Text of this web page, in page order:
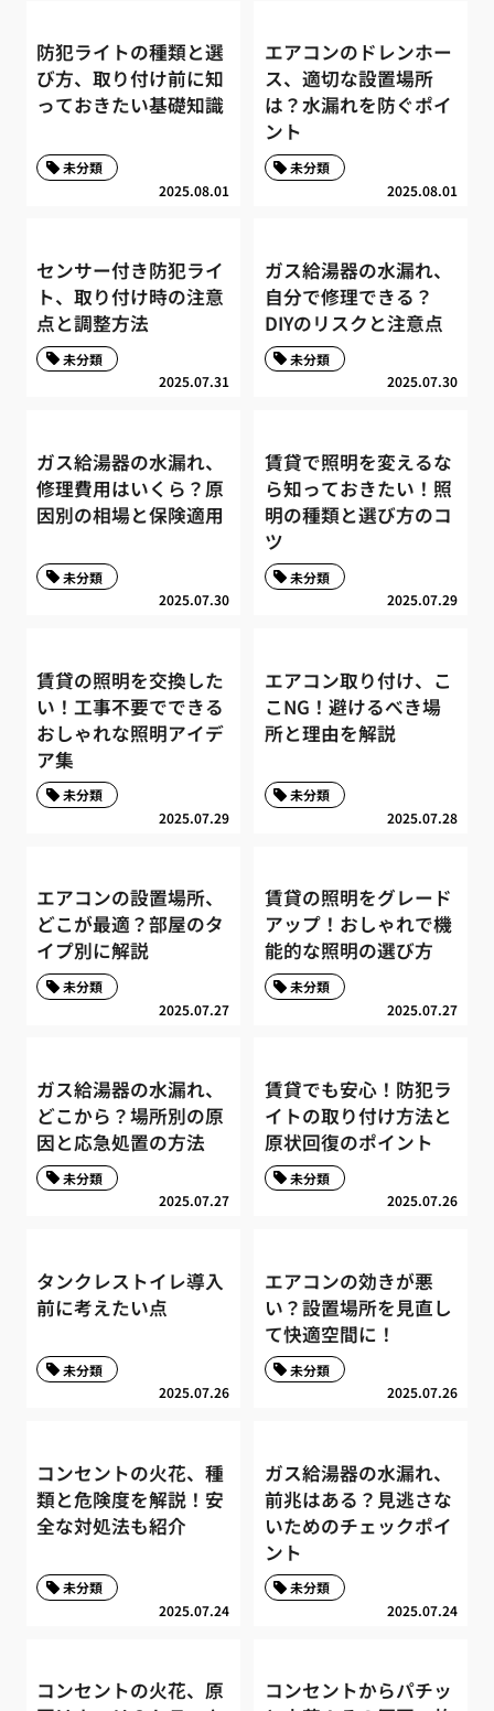
防犯ライトの種類と選
び方、取り付け前に知
っておきたい基礎知識
2025.08.01
未分類
エアコンのドレンホー
ス、適切な設置場所
は？水漏れを防ぐポイ
ント
2025.08.01
未分類
センサー付き防犯ライ
ト、取り付け時の注意
点と調整方法
2025.07.31
未分類
ガス給湯器の水漏れ、
自分で修理できる？
DIYのリスクと注意点
2025.07.30
未分類
ガス給湯器の水漏れ、
修理費用はいくら？原
因別の相場と保険適用
2025.07.30
未分類
賃貸で照明を変えるな
ら知っておきたい！照
明の種類と選び方のコ
ツ
2025.07.29
未分類
賃貸の照明を交換した
い！工事不要でできる
おしゃれな照明アイデ
ア集
2025.07.29
未分類
エアコン取り付け、こ
こNG！避けるべき場
所と理由を解説
2025.07.28
未分類
エアコンの設置場所、
どこが最適？部屋のタ
イプ別に解説
2025.07.27
未分類
賃貸の照明をグレード
アップ！おしゃれで機
能的な照明の選び方
2025.07.27
未分類
ガス給湯器の水漏れ、
どこから？場所別の原
因と応急処置の方法
2025.07.27
未分類
賃貸でも安心！防犯ラ
イトの取り付け方法と
原状回復のポイント
2025.07.26
未分類
タンクレストイレ導入
前に考えたい点
2025.07.26
未分類
エアコンの効きが悪
い？設置場所を見直し
て快適空間に！
2025.07.26
未分類
コンセントの火花、種
類と危険度を解説！安
全な対処法も紹介
2025.07.24
未分類
ガス給湯器の水漏れ、
前兆はある？見逃さな
いためのチェックポイ
ント
2025.07.24
未分類
コンセントの火花、原
コンセントからパチッ